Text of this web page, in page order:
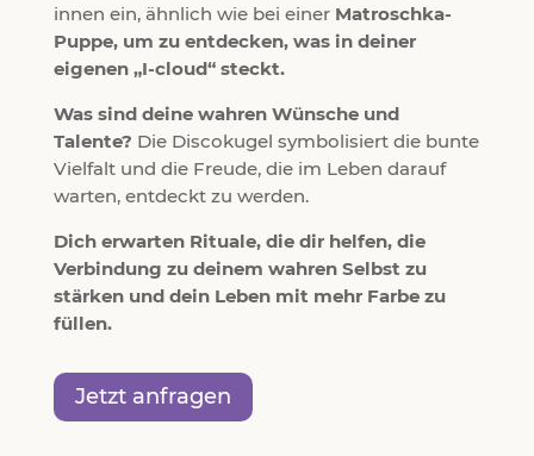
innen ein, ähnlich wie bei einer Matroschka-
Puppe, um zu entdecken, was in deiner
eigenen „I-cloud“ steckt.
Was sind deine wahren Wünsche und
Talente? Die Discokugel symbolisiert die bunte
Vielfalt und die Freude, die im Leben darauf
warten, entdeckt zu werden.
Dich erwarten Rituale, die dir helfen, die
Verbindung zu deinem wahren Selbst zu
stärken und dein Leben mit mehr Farbe zu
füllen.
Jetzt anfragen